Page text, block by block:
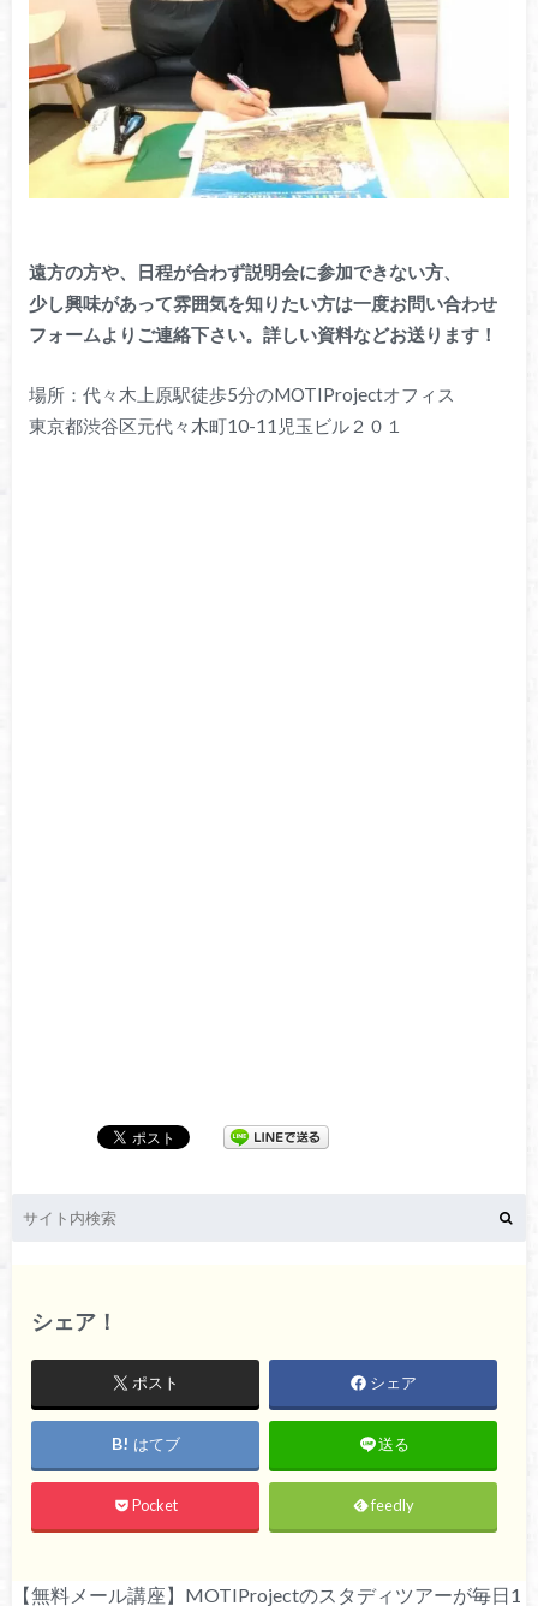
遠方の方や、日程が合わず説明会に参加できない方、
少し興味があって雰囲気を知りたい方は一度お問い合わせ
フォームよりご連絡下さい。詳しい資料などお送ります！
場所：代々木上原駅徒歩5分のMOTIProjectオフィス
東京都渋谷区元代々木町10-11児玉ビル２０１
シェア！
ポスト シェア
はてブ 送る
Pocket feedly
【無料メール講座】MOTIProjectのスタディツアーが毎日1